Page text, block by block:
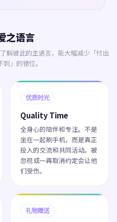
之语言
解彼此的主语言，能大幅减少「付出
」的错位。
优质时光
Quality Time
全身心的陪伴和专注。不是
坐在一起刷手机，而是真正
投入的交流和共同活动。被
忽视或一再取消约定会让他
们受伤。
礼物赠送